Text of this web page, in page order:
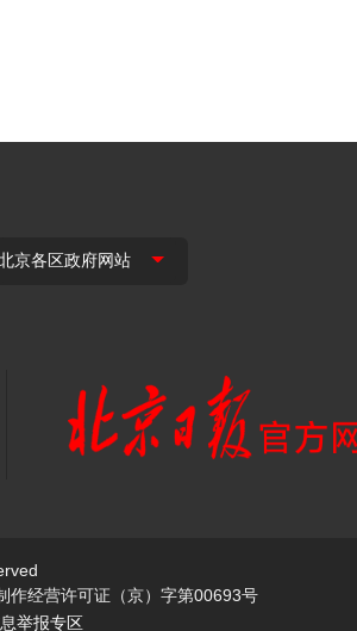
作经营许可证（京）字第00693号
举报专区